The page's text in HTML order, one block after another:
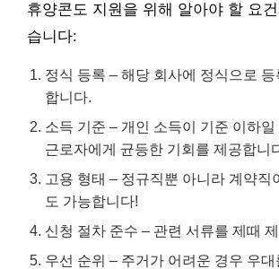
휴양콘도 지원을 위해 알아야 할 요
습니다:
정식 등록 – 해당 회사에 정식으로
합니다.
소득 기준 – 개인 소득이 기준 이하일
근로자에게 균등한 기회를 제공합니
고용 형태 – 정규직뿐 아니라 계약직
도 가능합니다!
신청 절차 준수 – 관련 서류를 제때
우선 순위 – 주거가 어려운 경우 우